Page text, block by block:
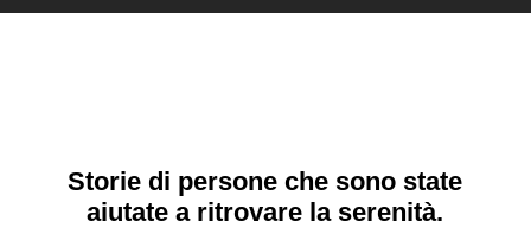
Storie di persone che sono state
aiutate a ritrovare la serenità.